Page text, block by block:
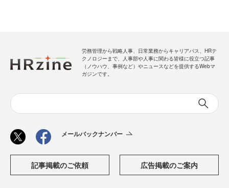
労務管理から戦略人事、日常業務からキャリアパス、HRテ
クノロジーまで、人事部や人事に関わる皆様に役立つ記事
（ノウハウ、事例など）やニュースなどを提供するWebマ
ガジンです。
メールバックナンバー
記事掲載のご依頼 広告掲載のご案内